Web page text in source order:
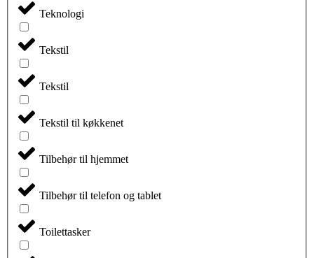
Teknologi
Tekstil
Tekstil
Tekstil til køkkenet
Tilbehør til hjemmet
Tilbehør til telefon og tablet
Toilettasker